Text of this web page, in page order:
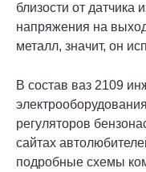
близости от датчика
напряжения на
металл, значит, он
В состав ваз 2109
регуляторов
сайтах
подробные схемы